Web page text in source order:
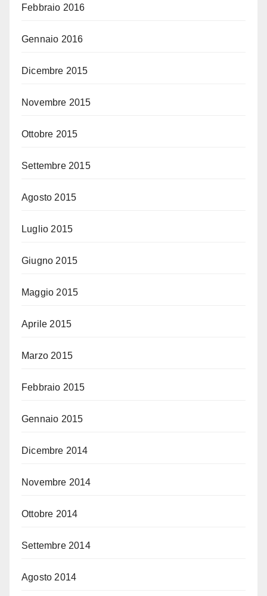
Febbraio 2016
Gennaio 2016
Dicembre 2015
Novembre 2015
Ottobre 2015
Settembre 2015
Agosto 2015
Luglio 2015
Giugno 2015
Maggio 2015
Aprile 2015
Marzo 2015
Febbraio 2015
Gennaio 2015
Dicembre 2014
Novembre 2014
Ottobre 2014
Settembre 2014
Agosto 2014